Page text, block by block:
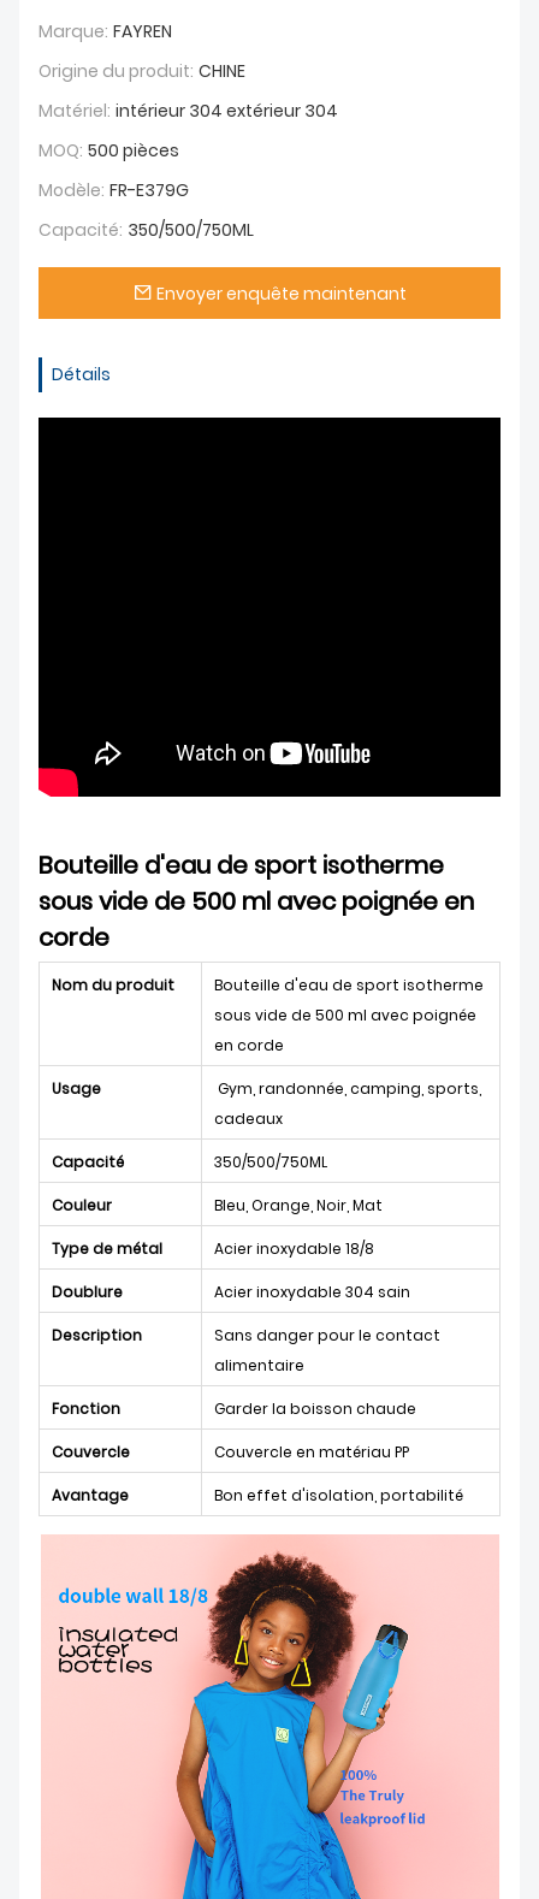
Marque: FAYREN
Origine du produit: CHINE
Matériel: intérieur 304 extérieur 304
MOQ: 500 pièces
Modèle: FR-E379G
Capacité: 350/500/750ML
Envoyer enquête maintenant
Détails
Bouteille d'eau de sport isotherme
sous vide de 500 ml avec poignée en
corde
Nom du produit
Bouteille d'eau de sport isotherme
sous vide de 500 ml avec poignée
en corde
Usage
Gym, randonnée, camping, sports,
cadeaux
Capacité 350/500/750ML
Couleur Bleu, Orange, Noir, Mat
Type de métal Acier inoxydable 18/8
Doublure Acier inoxydable 304 sain
Description
Sans danger pour le contact
alimentaire
Fonction Garder la boisson chaude
Couvercle Couvercle en matériau PP
Avantage Bon effet d'isolation, portabilité